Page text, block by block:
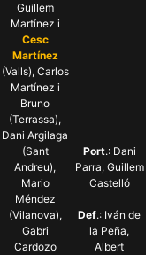
Guillem
Martínez i
Cesc
Martínez
(Valls), Carlos
Martínez i
Bruno
(Terrassa),
Dani Argilaga
(Sant
Andreu),
Mario
Méndez
(Vilanova),
Gabri
Cardozo
Port.: Dani
Parra, Guillem
Castelló
Def.: Iván de
la Peña,
Albert